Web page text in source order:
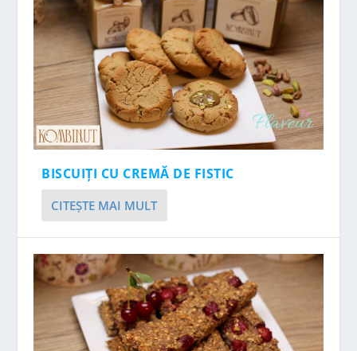
BISCUIȚI CU CREMĂ DE FISTIC
CITEŞTE MAI MULT